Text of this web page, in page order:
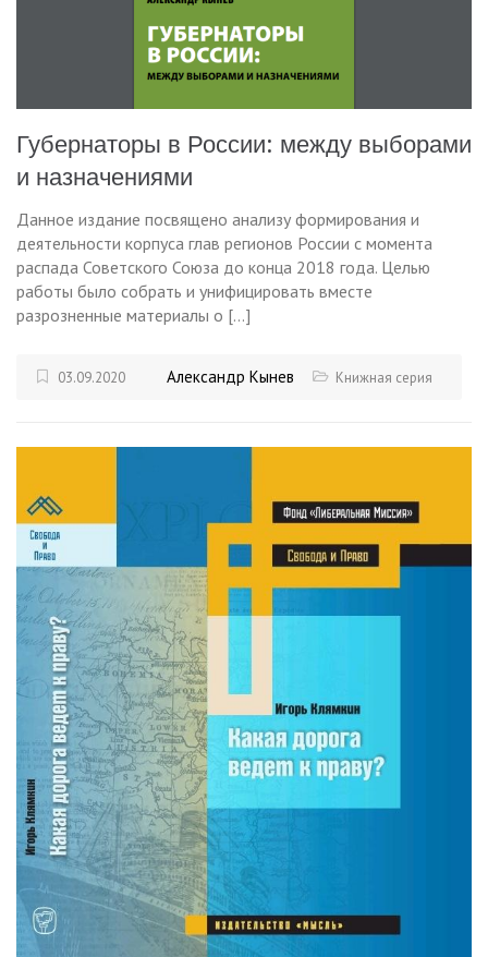
Губернаторы в России: между выборами
и назначениями
Данное издание посвящено анализу формирования и
деятельности корпуса глав регионов России с момента
распада Советского Союза до конца 2018 года. Целью
работы было собрать и унифицировать вместе
разрозненные материалы о […]
03.09.2020 Александр Кынев Книжная серия